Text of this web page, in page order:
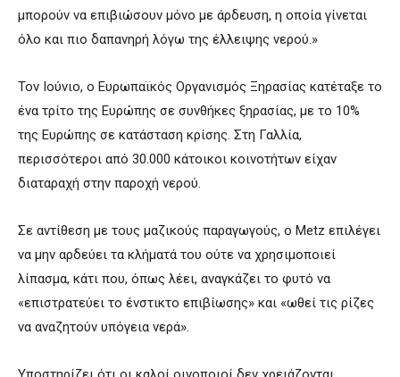
μπορούν να επιβιώσουν μόνο με άρδευση, η οποία γίνεται
όλο και πιο δαπανηρή λόγω της έλλειψης νερού.»
Τον Ιούνιο, ο Ευρωπαϊκός Οργανισμός Ξηρασίας κατέταξε το
ένα τρίτο της Ευρώπης σε συνθήκες ξηρασίας, με το 10%
της Ευρώπης σε κατάσταση κρίσης. Στη Γαλλία,
περισσότεροι από 30.000 κάτοικοι κοινοτήτων είχαν
διαταραχή στην παροχή νερού.
Σε αντίθεση με τους μαζικούς παραγωγούς, ο Metz επιλέγει
να μην αρδεύει τα κλήματά του ούτε να χρησιμοποιεί
λίπασμα, κάτι που, όπως λέει, αναγκάζει το φυτό να
«επιστρατεύει το ένστικτο επιβίωσης» και «ωθεί τις ρίζες
να αναζητούν υπόγεια νερά».